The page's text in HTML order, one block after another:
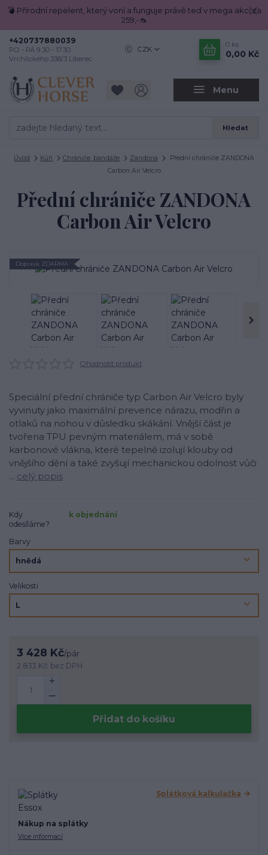
💣 Přírodní repelent, který voní a funguje právě teď v mega akci za
259,-🦟
Menu
CZK
Hledat
+420737880039
PO - PÁ 9.30 - 17.30
Vrchlického 338/3 Liberec
0 ks
0,00 Kč
Úvod Kůň Chrániče, bandáže Zandona
Přední chrániče ZANDONA
Carbon Air Velcro
Přední chrániče ZANDONA
Carbon Air Velcro
Doprava ZDARMA
Ohodnotit produkt
Speciální přední chrániče typ Carbon Air Velcro byly
vyvinuty jako maximální prevence nárazu, modřin a
otlaků na nohou v důsledku skákání. Vnější část je
tvořena TPU pevným materiálem, má v sobě
karbonové vlákna, které tepelně izolují klouby od
vnějšího dění a také zvyšují mechanickou odolnost vůči
... celý popis
Kdy
odesíláme?
k objednání
Barvy
Velikosti
3 428 Kč/pár
2 833 Kč bez DPH
Přidat do košíku
Splátková kalkulačka
Nákup na splátky
Více informací